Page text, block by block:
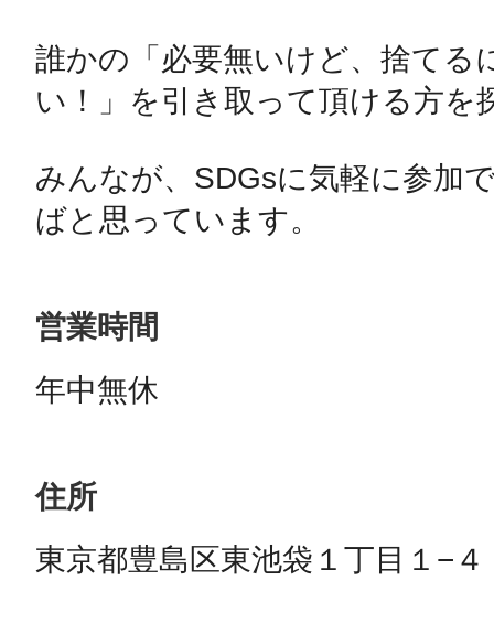
誰かの「必要無いけど、捨てる
い！」を引き取って頂ける方を
みんなが、SDGsに気軽に参加
ばと思っています。
営業時間
年中無休
住所
東京都豊島区東池袋１丁目１−４